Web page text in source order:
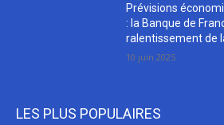
Prévisions
: la Banque de
ralentissement de
10 juin 2025
LES PLUS POPULAIRES